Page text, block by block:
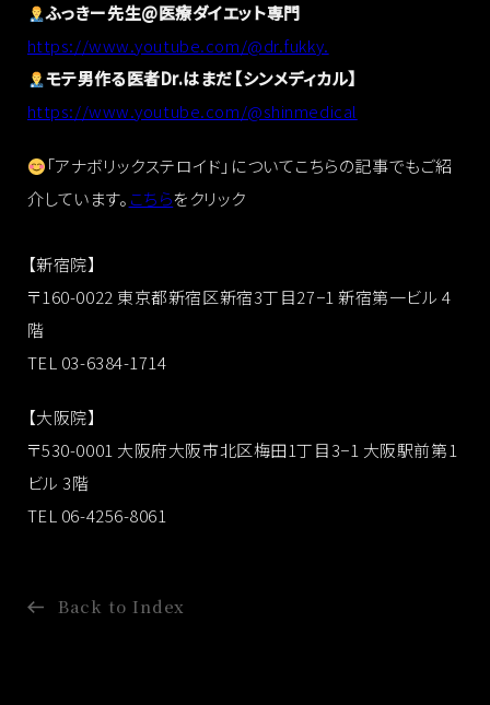
ふっきー先生@医療ダイエット専門
https://www.youtube.com/@dr.fukky.
モテ男作る医者Dr.はまだ【シンメディカル】
https://www.youtube.com/@shinmedical
「アナボリックステロイド」についてこちらの記事でもご紹
介しています。 こちらをクリック
【新宿院】
〒160-0022 東京都新宿区新宿3丁目27−1 新宿第一ビル 4
階
TEL 03-6384-1714
【大阪院】
〒530-0001 大阪府大阪市北区梅田1丁目3−1 大阪駅前第1
ビル 3階
TEL 06-4256-8061
Back to Index